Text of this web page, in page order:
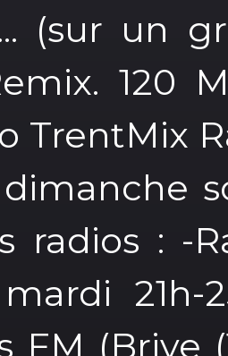
(sur un
120
TrentMix
radios : -
mardi
FM (Brive